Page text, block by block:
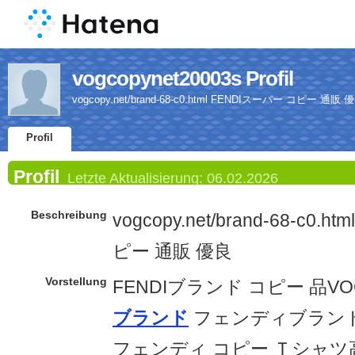
vogcopynet20003s Profil
vogcopy.net/brand-68-c0.html FENDIスーパー コピー 通販
Profil
Profil Letzte Aktualisierung: 06.02.2026
Beschreibung vogcopy.net/brand-68-
ピー 通販 優良
Vorstellung
FENDIブランド コピー 品
ブランド フェンディブラン
フェンディ コピー Ｔシャツ